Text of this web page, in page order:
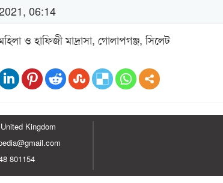
06:14
ও হাফিজী মাদ্রাসা, গোলাপগঞ্জ, সিলেট
Kingdom
801154